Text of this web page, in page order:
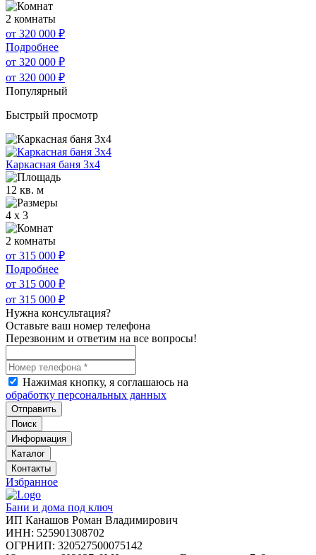
2 комнаты
от 320 000 ₽
Подробнее
от 320 000 ₽
от 320 000 ₽
Популярный
Быстрый просмотр
Каркасная баня 3х4
12 кв. м
4 x 3
2 комнаты
от 315 000 ₽
Подробнее
от 315 000 ₽
от 315 000 ₽
Нужна консультация?
Оставьте ваш номер телефона
Перезвоним и ответим на все вопросы!
Нажимая кнопку, я соглашаюсь на
обработку персональных данных
Отправить
Поиск
Информация
Каталог
Контакты
Избранное
Бани и дома под ключ
ИП Канашов Роман Владимирович
ИНН: 525901308702
ОГРНИП: 320527500075142